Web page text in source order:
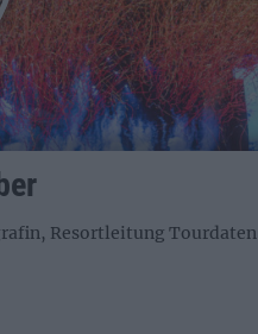
Resortleitung Tourdaten